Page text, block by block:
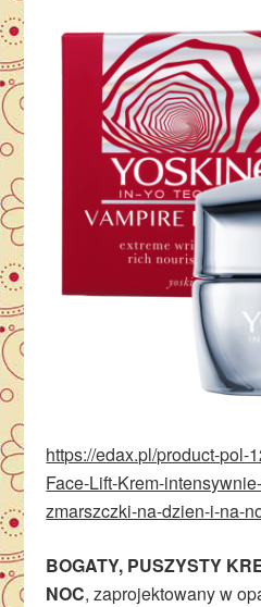
https://edax.pl/product-pol-
Face-Lift-Krem-
zmarszczki-na-dzien-i-na-
BOGATY, PUSZYSTY
NOC, zaprojektowany w